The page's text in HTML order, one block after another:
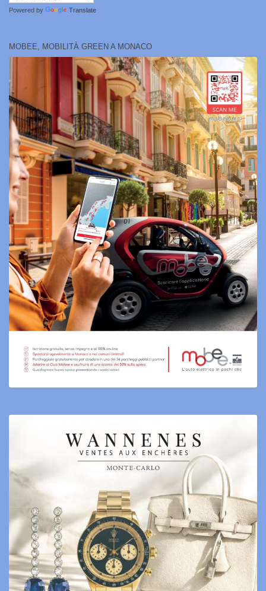
Powered by Translate
MOBEE, MOBILITÀ GREEN A MONACO